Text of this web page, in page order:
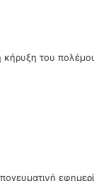
του